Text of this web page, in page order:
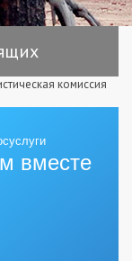
комиссия
вместе